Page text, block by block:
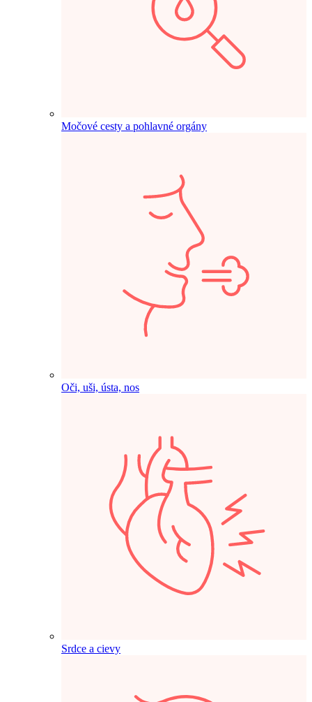
Močové cesty a pohlavné orgány
Oči, uši, ústa, nos
Srdce a cievy